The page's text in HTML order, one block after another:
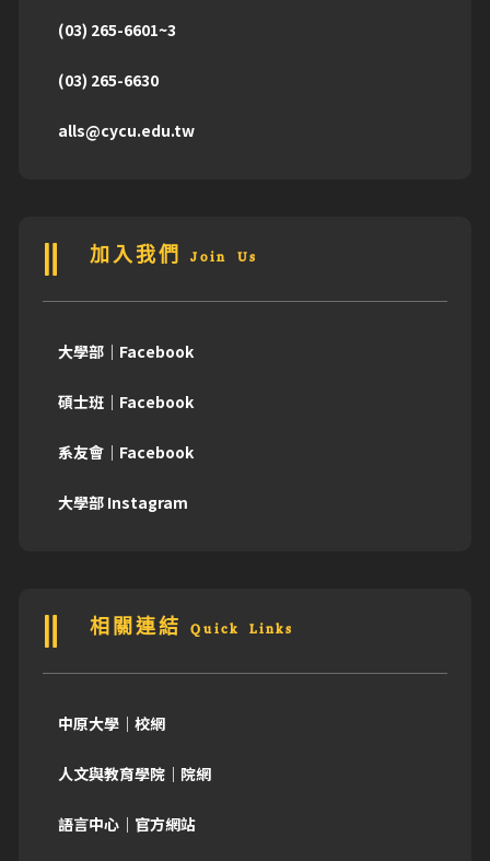
(03) 265-6601~3
(03) 265-6630
alls@cycu.edu.tw
加入我們 Join Us
大學部｜Facebook
碩士班｜Facebook
系友會｜Facebook
大學部 Instagram
相關連結 Quick Links
中原大學｜校網
人文與教育學院｜院網
語言中心｜官方網站